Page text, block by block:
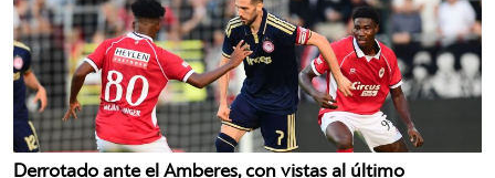
Derrotado ante el Amberes, con vistas al último